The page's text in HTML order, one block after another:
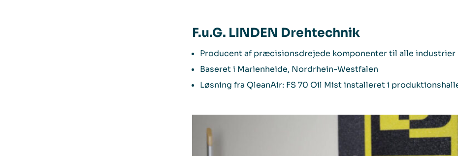
F.u.G. LINDEN Drehtechnik
Producent af præcisionsdrejede komponenter til alle industrier
Baseret i Marienheide, Nordrhein-Westfalen
Løsning fra QleanAir: FS 70 Oil Mist installeret i